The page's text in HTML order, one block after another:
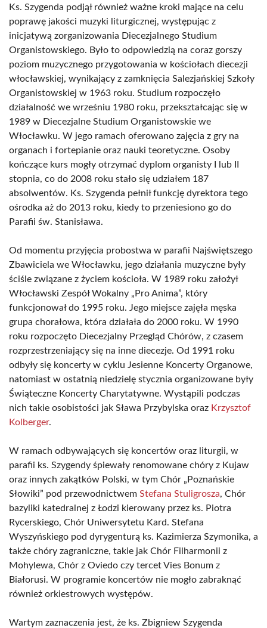
Ks. Szygenda podjął również ważne kroki mające na celu
poprawę jakości muzyki liturgicznej, występując z
inicjatywą zorganizowania Diecezjalnego Studium
Organistowskiego. Było to odpowiedzią na coraz gorszy
poziom muzycznego przygotowania w kościołach diecezji
włocławskiej, wynikający z zamknięcia Salezjańskiej Szkoły
Organistowskiej w 1963 roku. Studium rozpoczęło
działalność we wrześniu 1980 roku, przekształcając się w
1989 w Diecezjalne Studium Organistowskie we
Włocławku. W jego ramach oferowano zajęcia z gry na
organach i fortepianie oraz nauki teoretyczne. Osoby
kończące kurs mogły otrzymać dyplom organisty I lub II
stopnia, co do 2008 roku stało się udziałem 187
absolwentów. Ks. Szygenda pełnił funkcję dyrektora tego
ośrodka aż do 2013 roku, kiedy to przeniesiono go do
Parafii św. Stanisława.
Od momentu przyjęcia probostwa w parafii Najświętszego
Zbawiciela we Włocławku, jego działania muzyczne były
ściśle związane z życiem kościoła. W 1989 roku założył
Włocławski Zespół Wokalny „Pro Anima”, który
funkcjonował do 1995 roku. Jego miejsce zajęła męska
grupa chorałowa, która działała do 2000 roku. W 1990
roku rozpoczęto Diecezjalny Przegląd Chórów, z czasem
rozprzestrzeniający się na inne diecezje. Od 1991 roku
odbyły się koncerty w cyklu Jesienne Koncerty Organowe,
natomiast w ostatnią niedzielę stycznia organizowane były
Świąteczne Koncerty Charytatywne. Wystąpili podczas
nich takie osobistości jak Sława Przybylska oraz Krzysztof
Kolberger.
W ramach odbywających się koncertów oraz liturgii, w
parafii ks. Szygendy śpiewały renomowane chóry z Kujaw
oraz innych zakątków Polski, w tym Chór „Poznańskie
Słowiki” pod przewodnictwem Stefana Stuligrosza, Chór
bazyliki katedralnej z Łodzi kierowany przez ks. Piotra
Rycerskiego, Chór Uniwersytetu Kard. Stefana
Wyszyńskiego pod dyrygenturą ks. Kazimierza Szymonika, a
także chóry zagraniczne, takie jak Chór Filharmonii z
Mohylewa, Chór z Oviedo czy tercet Vies Bonum z
Białorusi. W programie koncertów nie mogło zabraknąć
również orkiestrowych występów.
Wartym zaznaczenia jest, że ks. Zbigniew Szygenda